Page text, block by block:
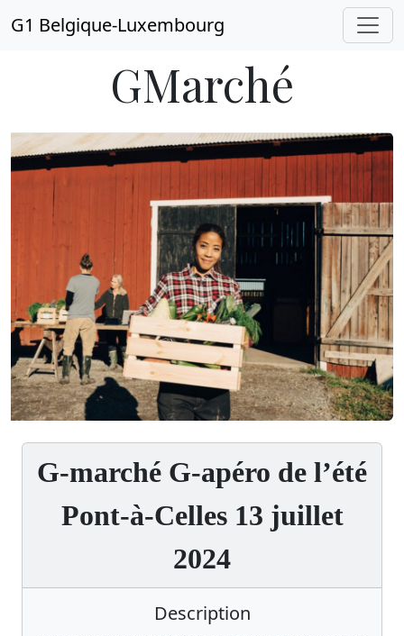
G1 Belgique-Luxembourg
GMarché
G-marché G-apéro de l’été
Pont-à-Celles 13 juillet
2024
Description